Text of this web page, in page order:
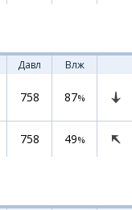
Давл Влж
758 87%
758 49%